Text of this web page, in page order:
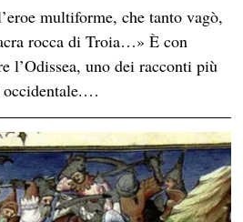
multiforme, che tanto vagò,
rocca di Troia…» È con
l’Odissea, uno dei racconti più
occidentale.…